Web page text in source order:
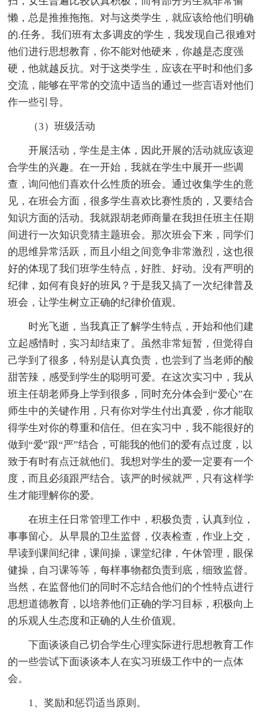
懒，总是推推拖拖。对与这类学生，就应该给他们明确
的.任务。我们班有太多调皮的学生，我发现自己很难对
他们进行思想教育，你不能对他硬来，你越是态度强
硬，他就越反抗。对于这类学生，应该在平时和他们多
交流，能够在平常的交流中适当的通过一些言语对他们
作一些引导。
（3）班级活动
开展活动，学生是主体，因此开展的活动就应该迎
合学生的兴趣。在一开始，我就在学生中展开一些调
查，询问他们喜欢什么性质的班会。通过收集学生的意
见，在班会方面，很多学生喜欢比赛性质的，又要结合
知识方面的活动。我就跟胡老师商量在我担任班主任期
间进行一次知识竞猜主题班会。那次班会下来，同学们
的思维异常活跃，而且小组之间竞争非常激烈，这也很
好的体现了我们班学生特点，好胜、好动。没有严明的
纪律，如何有良好的班风？于是我又搞了一次纪律普及
班会，让学生树立正确的纪律价值观。
时光飞逝，当我真正了解学生特点，开始和他们建
立起感情时，实习却结束了。虽然非常短暂，但觉得自
己学到了很多，特别是认真负责，也尝到了当老师的酸
甜苦辣，感受到学生的聪明可爱。在这次实习中，我从
班主任胡老师身上学到很多，同时充分体会到“爱心”在
师生中的关键作用，只有你对学生付出真爱，你才能取
得学生对你的尊重和信任。但在实习中，我不能很好的
做到“爱”跟“严”结合，可能我的他们的爱有点过度，以
致于有时有点迁就他们。我想对学生的爱一定要有一个
度，而且必须跟严结合。该严的时候就严，只有这样学
生才能理解你的爱。
在班主任日常管理工作中，积极负责，认真到位，
事事留心。从早晨的卫生监督，仪表检查，作业上交，
早读到课间纪律，课间操，课堂纪律，午休管理，眼保
健操，自习课等等，每样事物都负责到底，细致监督。
当然，在监督他们的同时不忘结合他们的个性特点进行
思想道德教育，以培养他们正确的学习目标，积极向上
的乐观人生态度和正确的人生价值观。
下面谈谈自己切合学生心理实际进行思想教育工作
的一些尝试下面谈谈本人在实习班级工作中的一点体
会。
1、奖励和惩罚适当原则。